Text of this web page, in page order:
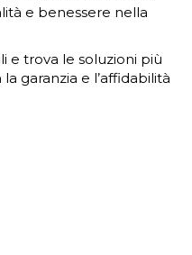
e benessere nella
e trova le soluzioni più
garanzia e l’affidabilità